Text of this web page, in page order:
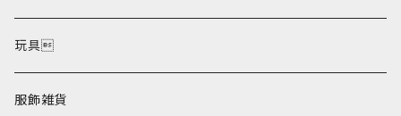
ポストカード
玩具
服飾雑貨